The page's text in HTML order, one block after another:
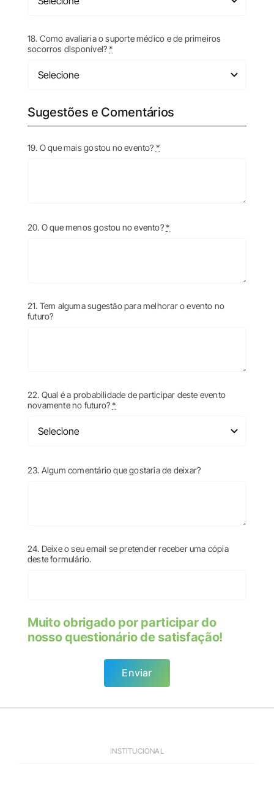
18. Como avaliaria o suporte médico e de primeiros
socorros disponível?*
Sugestões e Comentários
19. O que mais gostou no evento? *
20. O que menos gostou no evento?*
21. Tem alguma sugestão para melhorar o evento no
futuro?
22. Qual é a probabilidade de participar deste evento
novamente no futuro?*
23. Algum comentário que gostaria de deixar?
24. Deixe o seu email se pretender receber uma cópia
deste formulário.
Muito obrigado por participar do
nosso questionário de satisfação!
Enviar
INSTITUCIONAL